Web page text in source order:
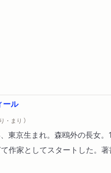
ール
・まり ）
東京生まれ。森鴎外の長女。
作家としてスタートした。著書